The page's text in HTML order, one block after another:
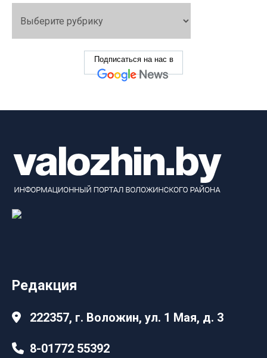
Подписаться на нас в
Редакция
222357, г. Воложин, ул. 1 Мая, д. 3
8-01772 55392